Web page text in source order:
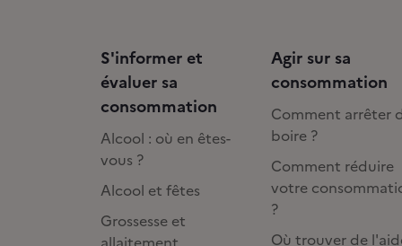
S'informer et
évaluer sa
consommation
Alcool : où en êtes-
vous ?
Alcool et fêtes
Grossesse et
Agir sur sa
consommation
Comment arrêter
boire ?
Comment réduire
votre
?
Où trouver de